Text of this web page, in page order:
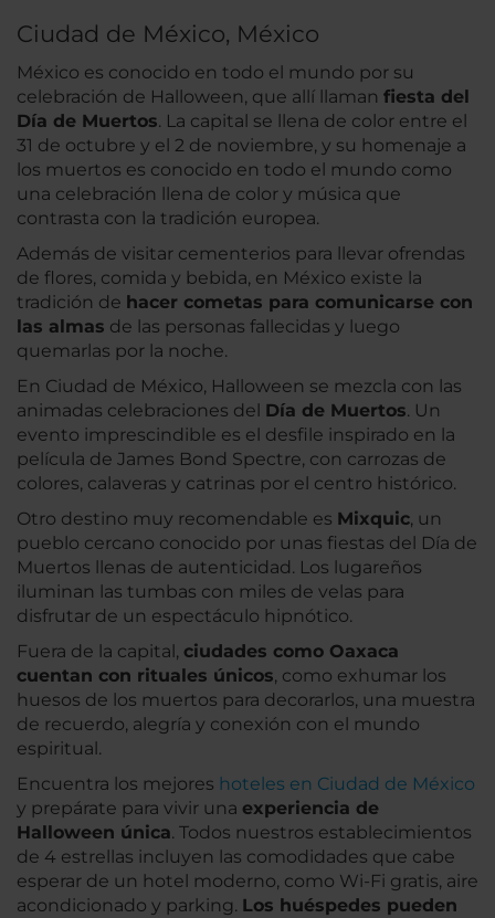
Ciudad de México, México
México es conocido en todo el mundo por su
celebración de Halloween, que allí llaman fiesta del
Día de Muertos. La capital se llena de color entre el
31 de octubre y el 2 de noviembre, y su homenaje a
los muertos es conocido en todo el mundo como
una celebración llena de color y música que
contrasta con la tradición europea.
Además de visitar cementerios para llevar ofrendas
de flores, comida y bebida, en México existe la
tradición de hacer cometas para comunicarse con
las almas de las personas fallecidas y luego
quemarlas por la noche.
En Ciudad de México, Halloween se mezcla con las
animadas celebraciones del Día de Muertos. Un
evento imprescindible es el desfile inspirado en la
película de James Bond Spectre, con carrozas de
colores, calaveras y catrinas por el centro histórico.
Otro destino muy recomendable es Mixquic, un
pueblo cercano conocido por unas fiestas del Día de
Muertos llenas de autenticidad. Los lugareños
iluminan las tumbas con miles de velas para
disfrutar de un espectáculo hipnótico.
Fuera de la capital, ciudades como Oaxaca
cuentan con rituales únicos, como exhumar los
huesos de los muertos para decorarlos, una muestra
de recuerdo, alegría y conexión con el mundo
espiritual.
Encuentra los mejores hoteles en Ciudad de México
y prepárate para vivir una experiencia de
Halloween única. Todos nuestros establecimientos
de 4 estrellas incluyen las comodidades que cabe
esperar de un hotel moderno, como Wi-Fi gratis, aire
acondicionado y parking. Los huéspedes pueden